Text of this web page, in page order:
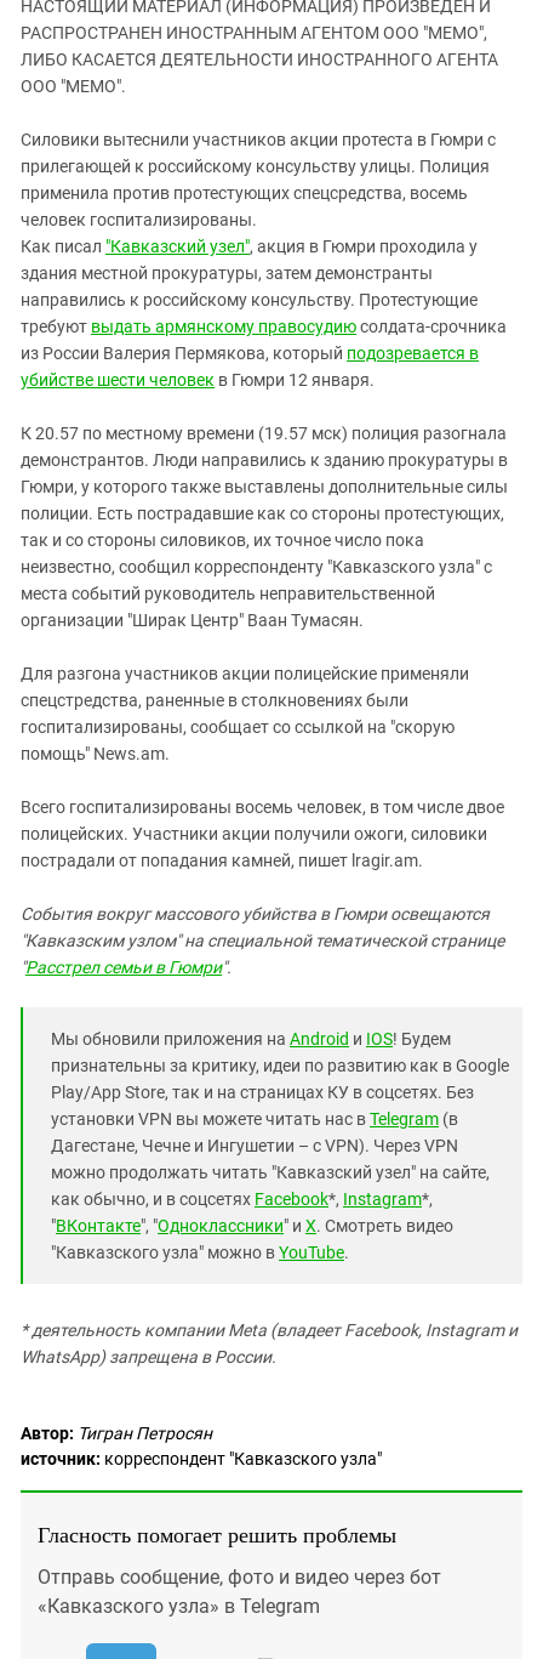
ЗАСТАВЛЯЕТ
КАВКАЗ ЗА ПАЛЕСТИНУ
ИНАКОМЫСЛИЕ В ЧЕЧНЕ
Дагестан
Ингушетия
Кабардино-Балкария
Калмыкия
Карачаево-Черкесия
Краснодарский край
Нагорный Карабах
Российская Федерация
Ростовская область
Северная Осетия - Алания
Ставропольский край
Чечня
Южная Осетия
Южный Кавказ
НАСТОЯЩИЙ МАТЕРИАЛ (ИНФОРМАЦИЯ) ПРОИЗВЕДЕН И
РАСПРОСТРАНЕН ИНОСТРАННЫМ АГЕНТОМ ООО "МЕМО",
ЛИБО КАСАЕТСЯ ДЕЯТЕЛЬНОСТИ ИНОСТРАННОГО АГЕНТА
ООО "МЕМО".
Силовики вытеснили участников акции протеста в Гюмри с
прилегающей к российскому консульству улицы. Полиция
применила против протестующих спецсредства, восемь
человек госпитализированы.
Как писал "Кавказский узел", акция в Гюмри проходила у
здания местной прокуратуры, затем демонстранты
направились к российскому консульству. Протестующие
требуют выдать армянскому правосудиюсолдата-срочника
из России Валерия Пермякова, который подозревается в
убийстве шести человек в Гюмри 12 января.
К 20.57 по местному времени (19.57 мск) полиция разогнала
демонстрантов. Люди направились к зданию прокуратуры в
Гюмри, у которого также выставлены дополнительные силы
полиции. Есть пострадавшие как со стороны протестующих,
так и со стороны силовиков, их точное число пока
неизвестно, сообщил корреспонденту "Кавказского узла" с
места событий руководитель неправительственной
организации "Ширак Центр" Ваан Тумасян.
Для разгона участников акции полицейские применяли
спецстредства, раненные в столкновениях были
госпитализированы, сообщает со ссылкой на "скорую
помощь" News.am.
Всего госпитализированы восемь человек, в том числе двое
полицейских. Участники акции получили ожоги, силовики
пострадали от попадания камней, пишет lragir.am.
События вокруг массового убийства в Гюмри освещаются
"Кавказским узлом" на специальной тематической странице
"Расстрел семьи в Гюмри".
Мы обновили приложения на Android и IOS! Будем
признательны за критику, идеи по развитию как в Google
Play/App Store, так и на страницах КУ в соцсетях. Без
установки VPN вы можете читать нас вTelegram (в
Дагестане, Чечне и Ингушетии – с VPN). Через VPN
можно продолжать читать "Кавказский узел" на сайте,
как обычно, и в соцсетях Facebook*, Instagram*,
"ВКонтакте", "Одноклассники" и X. Смотреть видео
"Кавказского узла" можно вYouTube.
* деятельность компании Meta (владеет Facebook, Instagram и
WhatsApp) запрещена в России.
Автор: Тигран Петросян
источник: корреспондент "Кавказского узла"
Гласность помогает решить проблемы
Отправь сообщение, фото и видео через бот
«Кавказского узла» в Telegram